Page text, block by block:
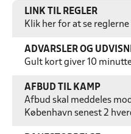
LINK TIL REGLER
Klik her for at se
ADVARSLER OG
Gult kort giver 10
AFBUD TIL KAMP
Afbud skal meddeles
København senest 2